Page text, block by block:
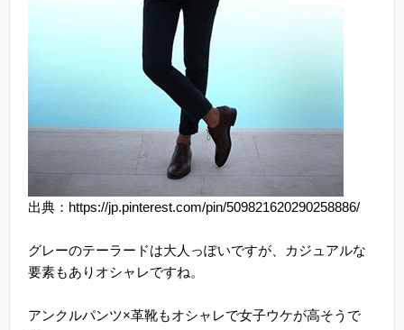
出典：https://jp.pinterest.com/pin/509821620290258886/
グレーのテーラードは大人っぽいですが、カジュアルな
要素もありオシャレですね。
アンクルパンツ×革靴もオシャレで女子ウケが高そうで